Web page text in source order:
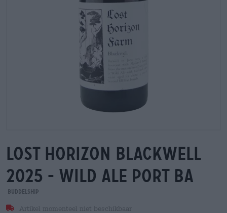
lost horizon blackwell
2025 - wild ale port ba
Buddelship
Artikel momenteel niet beschikbaar